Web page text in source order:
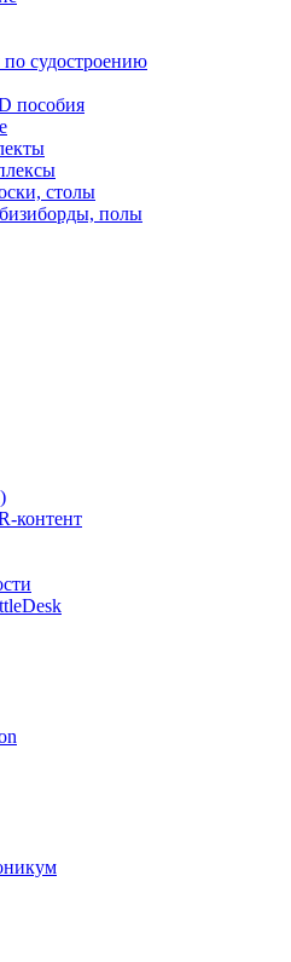
судостроению
пособия
столы
полы
контент